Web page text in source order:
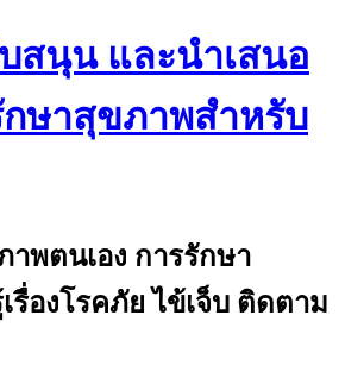
สนุน และนำเสนอ
ษาสุขภาพสำหรับ
พตนเอง การรักษา
รื่องโรคภัย ไข้เจ็บ ติดตาม